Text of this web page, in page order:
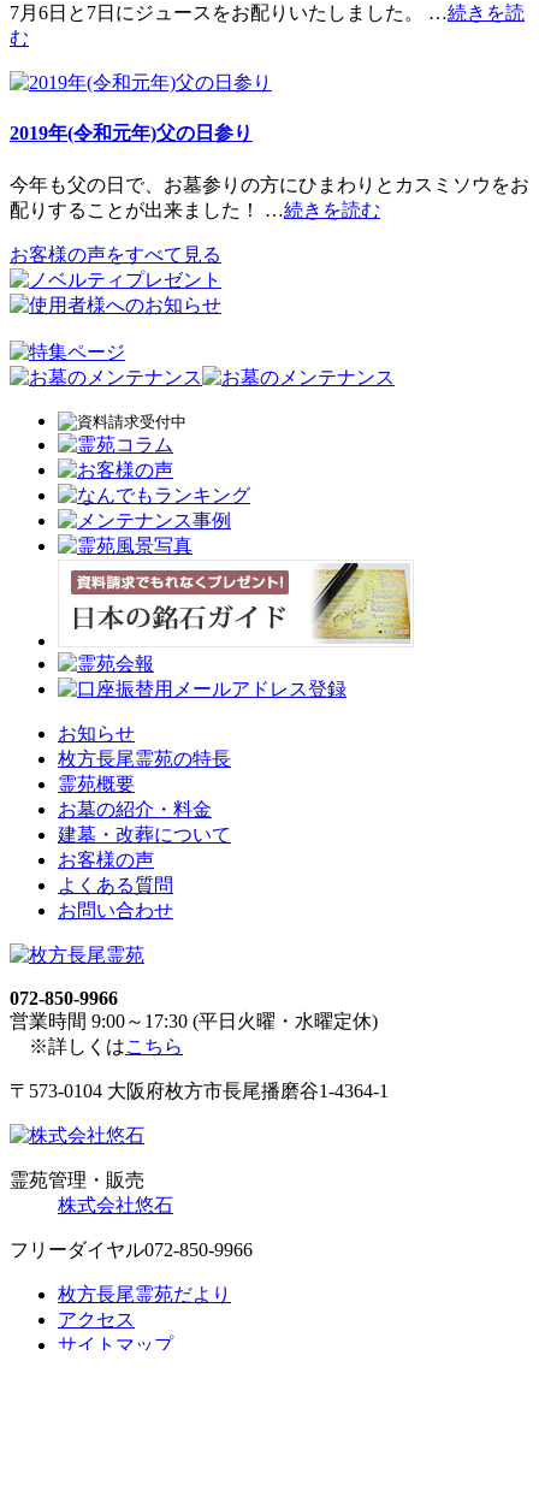
7月6日と7日にジュースをお配りいたしました。 …続きを読
む
2019年(令和元年)父の日参り
今年も父の日で、お墓参りの方にひまわりとカスミソウをお
配りすることが出来ました！ …続きを読む
お客様の声をすべて見る
お知らせ
枚方長尾霊苑の特長
霊苑概要
お墓の紹介・料金
建墓・改葬について
お客様の声
よくある質問
お問い合わせ
072-850-9966
営業時間 9:00～17:30 (平日火曜・水曜定休)
※詳しくはこちら
〒573-0104 大阪府枚方市長尾播磨谷1-4364-1
霊苑管理・販売
株式会社悠石
フリーダイヤル072-850-9966
枚方長尾霊苑だより
アクセス
サイトマップ